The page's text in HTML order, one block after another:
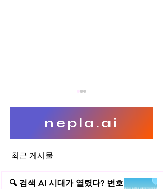
nepla.ai
최근 게시물
🔍 검색 AI 시대가 열렸다? 변호사